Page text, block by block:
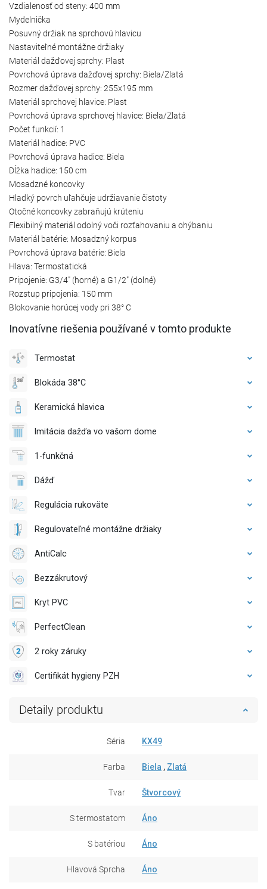
Vzdialenosť od steny: 400 mm
Mydelnička
Posuvný držiak na sprchovú hlavicu
Nastaviteľné montážne držiaky
Materiál dažďovej sprchy: Plast
Povrchová úprava dažďovej sprchy: Biela/Zlatá
Rozmer dažďovej sprchy: 255x195 mm
Materiál sprchovej hlavice: Plast
Povrchová úprava sprchovej hlavice: Biela/Zlatá
Počet funkcií: 1
Materiál hadice: PVC
Povrchová úprava hadice: Biela
Dĺžka hadice: 150 cm
Mosadzné koncovky
Hladký povrch uľahčuje udržiavanie čistoty
Otočné koncovky zabraňujú krúteniu
Flexibilný materiál odolný voči rozťahovaniu a ohýbaniu
Materiál batérie: Mosadzný korpus
Povrchová úprava batérie: Biela
Hlava: Termostatická
Pripojenie: G3/4" (horné) a G1/2" (dolné)
Rozstup pripojenia: 150 mm
Blokovanie horúcej vody pri 38° C
Inovatívne riešenia používané v tomto produkte
Termostat
Blokáda 38°C
Keramická hlavica
Imitácia dažďa vo vašom dome
1-funkčná
Dážď
Regulácia rukoväte
Regulovateľné montážne držiaky
AntiCalc
Bezzákrutový
Kryt PVC
PerfectClean
2 roky záruky
Certifikát hygieny PZH
Detaily produktu
Séria KX49
Farba Biela , Zlatá
Tvar Štvorcový
S termostatom Áno
S batériou Áno
Hlavová Sprcha Áno